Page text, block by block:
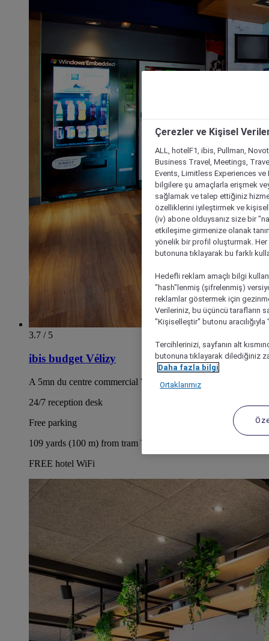
3.7 / 5
ibis budget Vélizy
A 5mn du centre commercial Westfield Vélizy 2
24/7 reception desk
Free parking
109 yards (100 m) from tram T6: Meudon-la-Forêt stop
FREE hotel WiFi
Çerezler ve Kişisel
ALL, hotelF1, ibis, Pullman,
Business Travel, Meetings,
Events, Limitless Experiences
bilgilere şu amaçlarla erişmek
sağlamak ve talep ettiğiniz
özelliklerini iyileştirmek ve
(iv) abone olduysanız size bir
etkileşime girmenize olanak
yönelik bir profil oluşturmak.
butonuna tıklayarak bu farklı
Hedefli reklam amaçlı bilgi
"hash"lenmiş (şifrelenmiş)
reklamlar göstermek için
Verileriniz, bu üçüncü tarafların
"Kişiselleştir" butonu
Tercihlerinizi, sayfanın alt
butonuna tıklayarak dilediğiniz
Daha fazla bilgi
Ortaklarımız